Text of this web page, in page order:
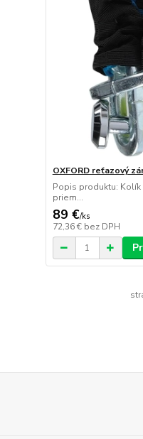
OXFORD reťazový
Popis produktu:
priem...
89 €/ks
72,36 € bez DPH